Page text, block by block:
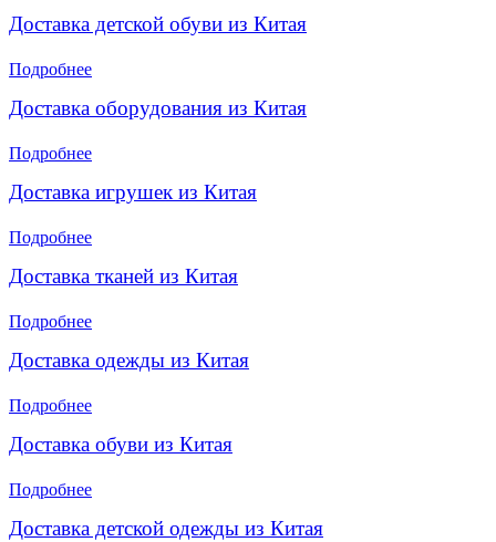
Доставка детской обуви из Китая
Подробнее
Доставка оборудования из Китая
Подробнее
Доставка игрушек из Китая
Подробнее
Доставка тканей из Китая
Подробнее
Доставка одежды из Китая
Подробнее
Доставка обуви из Китая
Подробнее
Доставка детской одежды из Китая